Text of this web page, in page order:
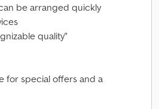
be arranged quickly
quality"
for special offers and a